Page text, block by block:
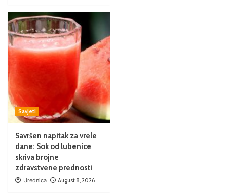
Savjeti
Savršen napitak za vrele
dane: Sok od lubenice
skriva brojne
zdravstvene prednosti
Urednica August 8, 2026